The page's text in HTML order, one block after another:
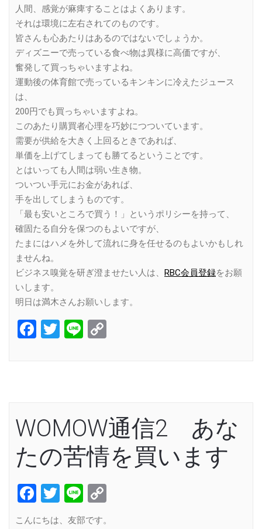
人間、感覚が麻痺することはよくあります。
それは環境に左右されてのものです。
皆さんも心あたりはあるのではないでしょうか。
ディズニーで売っている食べ物は異様に高価ですが、
奮発して買っちゃいますよね。
運動後の体育館で売っているキンキンに冷えたジュース
は、
200円でも買っちゃいますよね。
このあたり購買者心理を巧妙につついています。
需要が供給を大きく上回るときであれば、
単価を上げてしまっても勝てるということです。
とはいっても人間は弱い生き物。
ついつい手元にお金があれば、
手を出してしまうものです。
「最も安いところで買う！」というポリシーを持って、
確固たる自分を保つのもよいですが、
たまにはハメを外して流れに身を任せるのもよいかもしれ
ませんね。
ビジネス嗅覚を研ぎ澄ませたい人は、 RBC会員登録をお願
いします。
明日は満木さんお願いします。
Facebook
Twitter
Line
WOMOW通信2 あな
たの苦情を買います
Facebook
Twitter
Line
こんにちは、友部です。